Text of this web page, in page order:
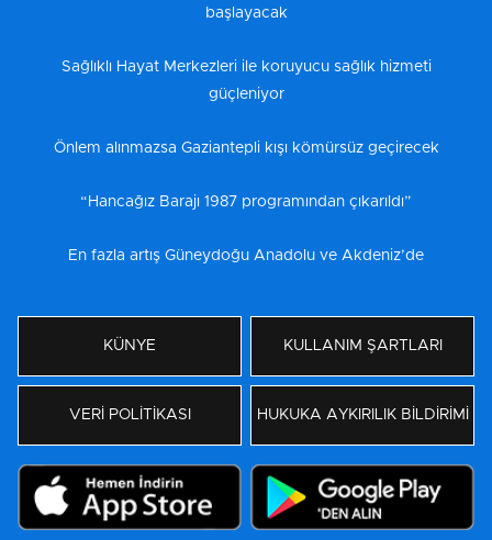
başlayacak
Sağlıklı Hayat Merkezleri ile koruyucu sağlık hizmeti
güçleniyor
Önlem alınmazsa Gaziantepli kışı kömürsüz geçirecek
“Hancağız Barajı 1987 programından çıkarıldı”
En fazla artış Güneydoğu Anadolu ve Akdeniz’de
KÜNYE KULLANIM ŞARTLARI
VERİ POLİTİKASI HUKUKA AYKIRILIK BİLDİRİMİ